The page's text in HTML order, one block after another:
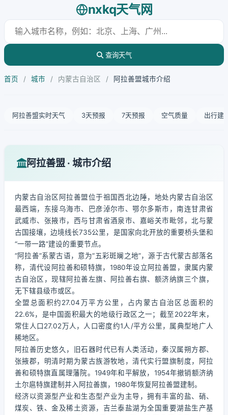
nxkq天气网
查询天气
首页 / 城市 / 内蒙古自治区 / 阿拉善盟城市介绍
阿拉善盟实时天气 3天预报 7天预报 空气质量 出行建
阿拉善盟 · 城市介绍
内蒙古自治区阿拉善盟位于祖国西北边陲，地处内蒙古自治区
最西端，东接乌海市、巴彦淖尔市、鄂尔多斯市，南连甘肃省
武威市、张掖市，西与甘肃省酒泉市、嘉峪关市毗邻，北与蒙
古国接壤，边境线长735公里，是国家向北开放的重要桥头堡和
“一带一路”建设的重要节点。
“阿拉善”系蒙古语，意为“五彩斑斓之地”，源于古代蒙古部落名
称，清代设阿拉善和硕特旗，1980年设立阿拉善盟，隶属内蒙
古自治区，现辖阿拉善左旗、阿拉善右旗、额济纳旗三个旗，
无下辖县级市或区。
全盟总面积约27.04万平方公里，占内蒙古自治区总面积的
22.6%，是中国面积最大的地级行政区之一；截至2022年末，
常住人口27.02万人，人口密度约1人/平方公里，属典型地广人
稀地区。
阿拉善历史悠久，旧石器时代已有人类活动，秦汉属朔方郡、
张掖郡，明清时期为蒙古族游牧地，清代实行盟旗制度，阿拉
善和硕特旗直属理藩院。1949年和平解放，1954年撤销额济纳
土尔扈特旗建制并入阿拉善旗，1980年恢复阿拉善盟建制。
经济以资源型产业和生态型产业为主导，拥有丰富的盐、硝、
煤炭、铁、金及稀土资源，吉兰泰盐湖为全国重要湖盐生产基